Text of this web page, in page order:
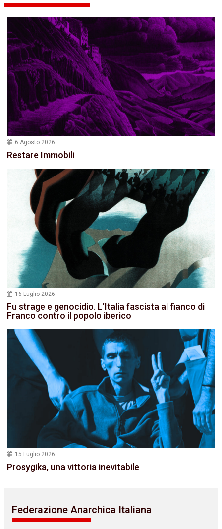
6 Agosto 2026
Restare Immobili
16 Luglio 2026
Fu strage e genocidio. L’Italia fascista al fianco di
Franco contro il popolo iberico
15 Luglio 2026
Prosygika, una vittoria inevitabile
Federazione Anarchica Italiana